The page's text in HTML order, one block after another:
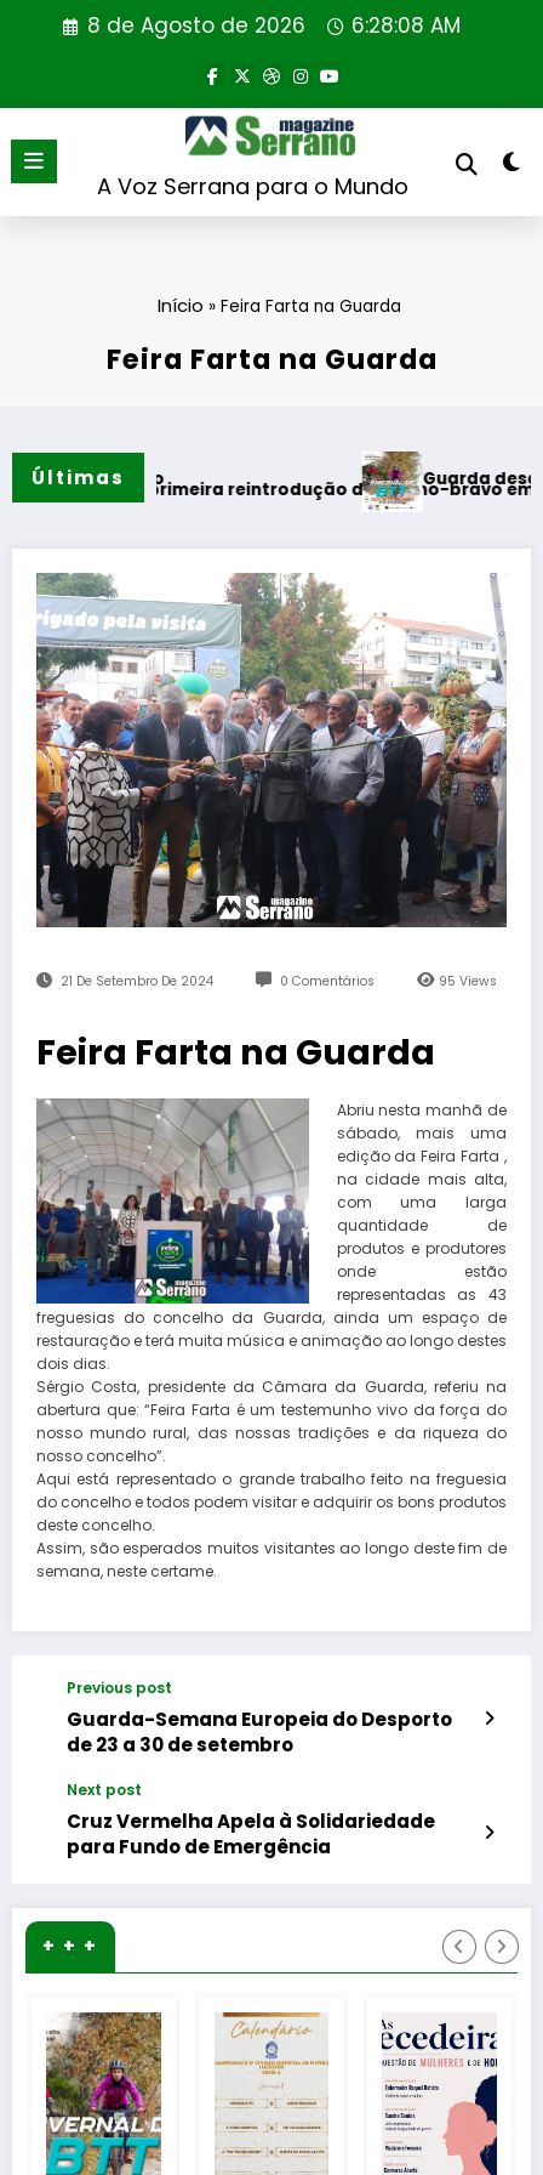
8 de Agosto de 2026 6:28:09 AM
A Voz Serrana para o Mundo
Início »Feira Farta na Guarda
Feira Farta na Guarda
Últimas
verãoprimeira reintrodução de coelho-bravo em área
Guarda desafia
21 De Setembro De 2024 0 Comentários 95Views
Feira Farta na Guarda
Abriu nesta manhã de
sábado, mais uma
edição da Feira Farta ,
na cidade mais alta,
com uma larga
quantidade de
produtos e produtores
onde estão
representadas as 43
freguesias do concelho da Guarda, ainda um espaço de
restauração e terá muita música e animação ao longo destes
dois dias.
Sérgio Costa, presidente da Câmara da Guarda, referiu na
abertura que: “Feira Farta é um testemunho vivo da força do
nosso mundo rural, das nossas tradições e da riqueza do
nosso concelho”.
Aqui está representado o grande trabalho feito na freguesia
do concelho e todos podem visitar e adquirir os bons produtos
deste concelho.
Assim, são esperados muitos visitantes ao longo deste fim de
semana, neste certame.
Previous post
Guarda-Semana Europeia do Desporto
de 23 a 30 de setembro
Next post
Cruz Vermelha Apela à Solidariedade
para Fundo de Emergência
+ + +